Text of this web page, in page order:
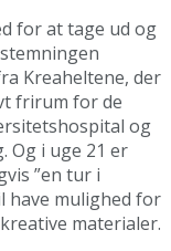
for at tage ud og
Kreaheltene, der
frirum for de
og
Og i uge 21 er
”en tur i
have mulighed for
materialer.